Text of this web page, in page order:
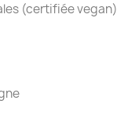
(certifiée vegan)